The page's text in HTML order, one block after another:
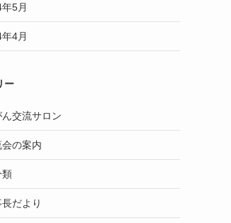
5月
4月
ー
交流サロン
の案内
類
だより